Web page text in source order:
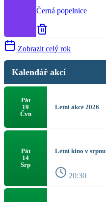
Černá popelnice
Zobrazit celý rok
Kalendář akcí
Pát
19
Čvn
Letní akce 2026
Pát
14
Srp
Letní kino v srpnu
20:30